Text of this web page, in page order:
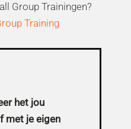
het jou
met je eigen
Group Trainingen?
Training